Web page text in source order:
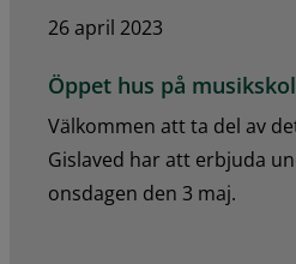
26 april 2023
Öppet hus på
Välkommen att ta del av
Gislaved har att erbjuda
onsdagen den 3 maj.